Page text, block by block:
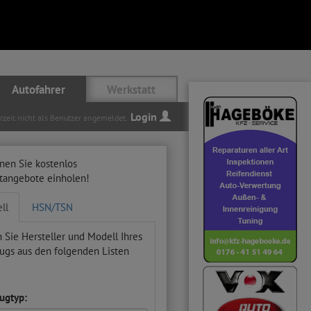
Autofahrer Werkstatt
nicht als Benutzer angemeldet. Login
Sie kostenlos
einholen!
HSN/TSN
Sie Hersteller und Modell Ihres
aus den folgenden Listen